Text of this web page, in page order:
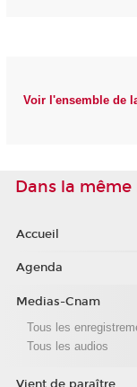
Voir l'ensemble de
Dans la
Accueil
Agenda
Medias-Cnam
Tous les
Tous les audios